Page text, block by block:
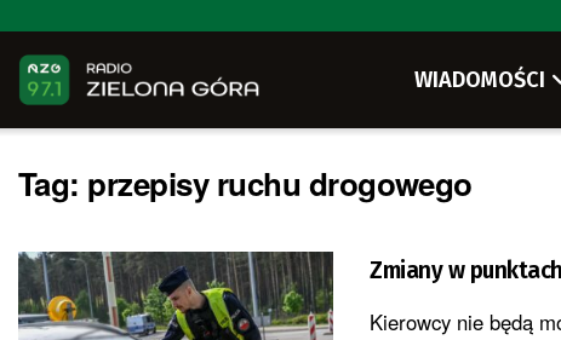
WIADOMOŚCI
Tag: przepisy ruchu drogowego
Zmiany w
Kierowcy nie będą